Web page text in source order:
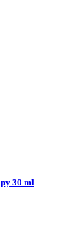
30 ml